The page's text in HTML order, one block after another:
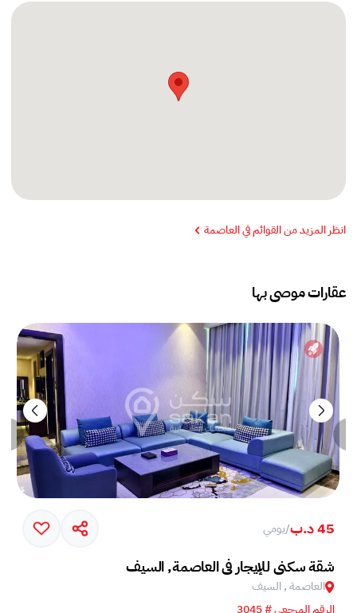
انظر المزيد من القوائم في العاصمة
عقارات موصى بها
45 د.ب /يومي
شقة سكني للإيجار في العاصمة, السيف
العاصمة , السيف
الرقم المرجعي # 3045